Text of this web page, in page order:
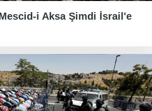
i Aksa Şimdi İsrail'e